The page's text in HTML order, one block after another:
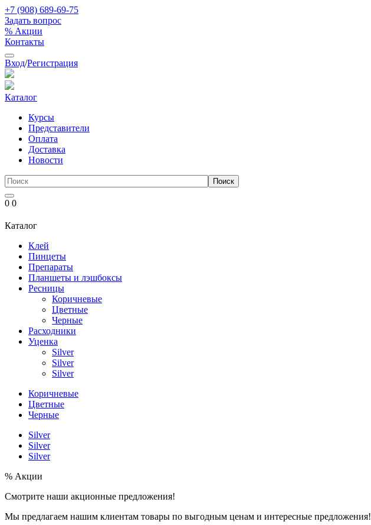
+7 (908) 689-69-75
Задать вопрос
% Акции
Контакты
Вход/Регистрация
Каталог
Курсы
Представители
Оплата
Доставка
Новости
0 0
Каталог
Клей
Пинцеты
Препараты
Планшеты и лэшбоксы
Ресницы
Коричневые
Цветные
Черные
Расходники
Уценка
Silver
Silver
Silver
Коричневые
Цветные
Черные
Silver
Silver
Silver
% Акции
Смотрите наши акционные предложения!
Мы предлагаем нашим клиентам товары по выгодным ценам и интересные предложения!